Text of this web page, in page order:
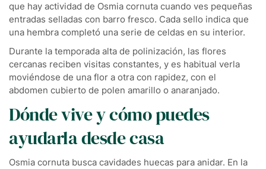
que hay actividad de Osmia cornuta cuando ves pequeñas
entradas selladas con barro fresco. Cada sello indica que
una hembra completó una serie de celdas en su interior.
Durante la temporada alta de polinización, las flores
cercanas reciben visitas constantes, y es habitual verla
moviéndose de una flor a otra con rapidez, con el
abdomen cubierto de polen amarillo o anaranjado.
Dónde vive y cómo puedes
ayudarla desde casa
Osmia cornuta busca cavidades huecas para anidar. En la